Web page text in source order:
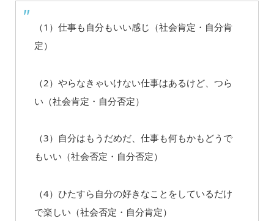
（1）仕事も自分もいい感じ（社会肯定・自分肯
定）
（2）やらなきゃいけない仕事はあるけど、つら
い（社会肯定・自分否定）
（3）自分はもうだめだ、仕事も何もかもどうで
もいい（社会否定・自分否定）
（4）ひたすら自分の好きなことをしているだけ
で楽しい（社会否定・自分肯定）